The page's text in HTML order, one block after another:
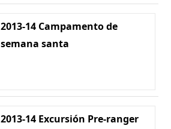
2013-14 Campamento de
semana santa
2013-14 Excursión Pre-ranger